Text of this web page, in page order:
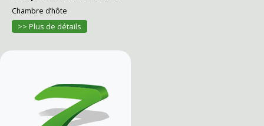
Chambre d’hôte
>> Plus de détails